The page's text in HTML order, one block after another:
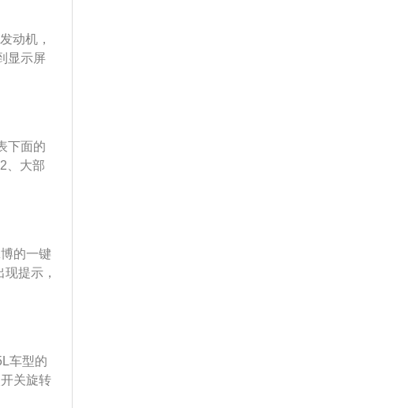
数了，
维护保
养灯归
动机，
显示屏
灯归
下面的
、大部
仪表板
让电
在“仪
将会造
瓦等严
的一键
提示，
养归零
左手松
开时间
结束。
你的爱
养，并
车型的
关旋转
示，